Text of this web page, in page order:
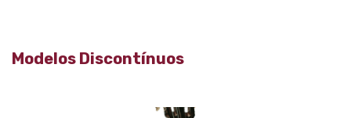
Modelos Discontínuos